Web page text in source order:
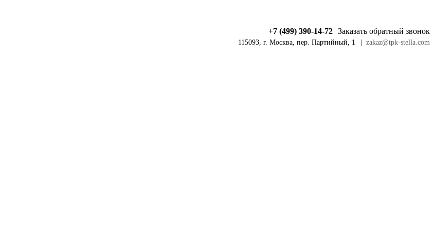
Заказать обратный звонок
+7 (499) 390-14-72
zakaz@tpk-stella.com
115093, г. Москва, пер. Партийный, 1